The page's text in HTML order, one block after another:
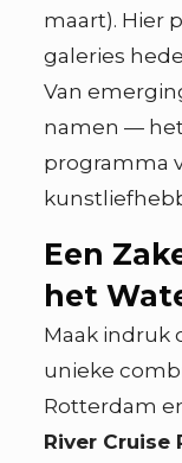
maart). Hier
galeries
Van
namen —
programma
Een
het
Maak indruk
unieke
Rotterdam
River Cruise